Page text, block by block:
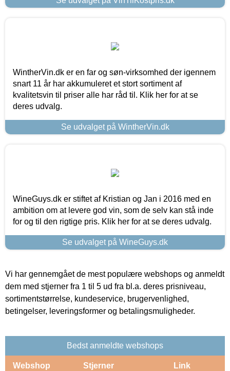
WintherVin.dk er en far og søn-virksomhed der igennem
snart 11 år har akkumuleret et stort sortiment af
kvalitetsvin til priser alle har råd til. Klik her for at se
deres udvalg.
Se udvalget på WintherVin.dk
WineGuys.dk er stiftet af Kristian og Jan i 2016 med en
ambition om at levere god vin, som de selv kan stå inde
for og til den rigtige pris. Klik her for at se deres udvalg.
Se udvalget på WineGuys.dk
Vi har gennemgået de mest populære webshops og anmeldt
dem med stjerner fra 1 til 5 ud fra bl.a. deres prisniveau,
sortimentstørrelse, kundeservice, brugervenlighed,
betingelser, leveringsformer og betalingsmuligheder.
Bedst anmeldte webshops
Webshop Stjerner Link